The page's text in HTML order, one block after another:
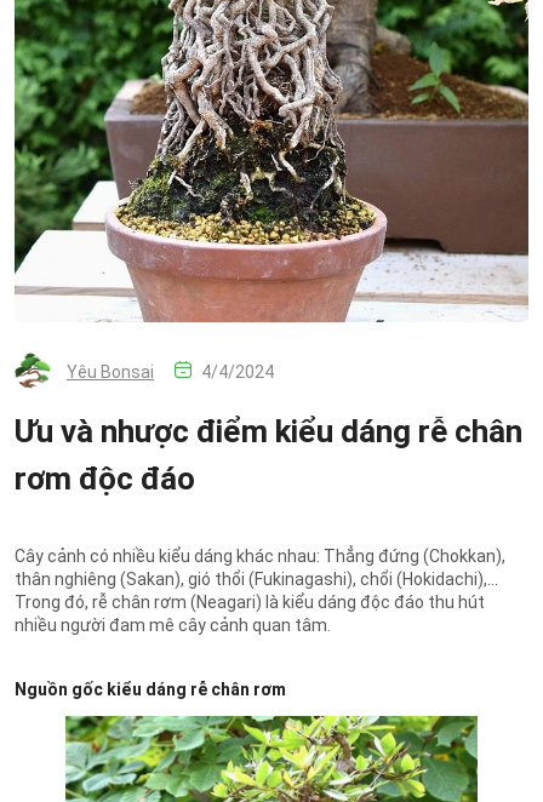
Yêu Bonsai 4/4/2024
Ưu và nhược điểm kiểu dáng rễ chân
rơm độc đáo
Cây cảnh có nhiều kiểu dáng khác nhau: Thẳng đứng (Chokkan),
thân nghiêng (Sakan), gió thổi (Fukinagashi), chổi (Hokidachi),...
Trong đó, rễ chân rơm (Neagari) là kiểu dáng độc đáo thu hút
nhiều người đam mê cây cảnh quan tâm.
Nguồn gốc kiểu dáng rễ chân rơm